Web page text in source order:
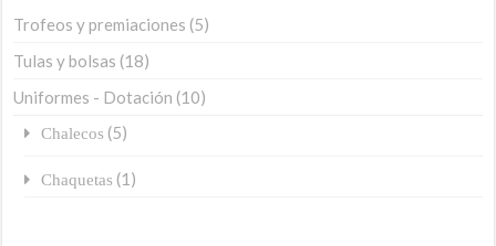
Trofeos y premiaciones (5)
Tulas y bolsas (18)
Uniformes - Dotación (10)
Chalecos (5)
Chaquetas (1)